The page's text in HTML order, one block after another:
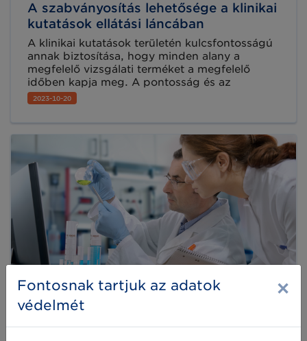
A szabványosítás lehetősége a klinikai
kutatások ellátási láncában
A klinikai kutatások területén kulcsfontosságú
annak biztosítása, hogy minden alany a
megfelelő vizsgálati terméket a megfelelő
időben kapja meg. A pontosság és az
egyértelműség a legfontosabb. Éppen ezért a
pontos adat
2023-10-20
Fontosnak tartjuk az adatok
védelmét
×